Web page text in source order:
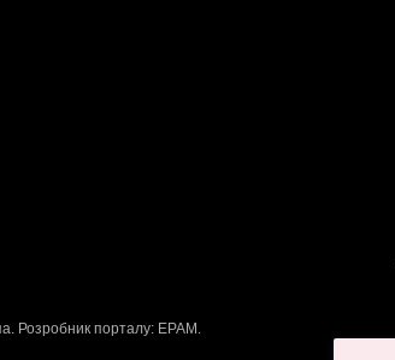
. Розробник порталу: EPAM .